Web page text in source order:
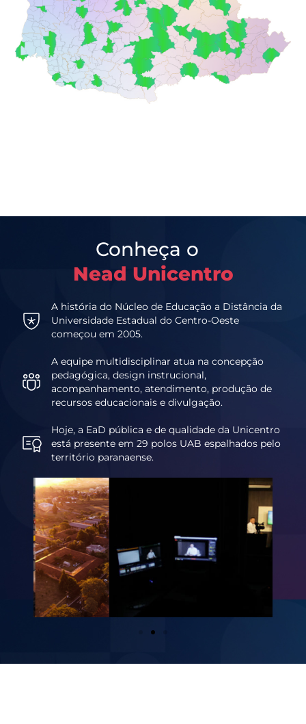
Conheça o
Nead Unicentro
A história do Núcleo de Educação a Distância da
Universidade Estadual do Centro-Oeste
começou em 2005.
A equipe multidisciplinar atua na concepção
pedagógica, design instrucional,
acompanhamento, atendimento, produção de
recursos educacionais e divulgação.
Hoje, a EaD pública e de qualidade da Unicentro
está presente em 29 polos UAB espalhados pelo
território paranaense.